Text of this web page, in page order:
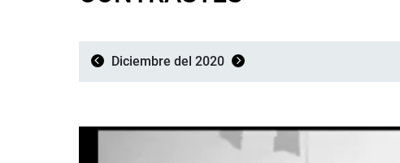
Diciembre del 2020